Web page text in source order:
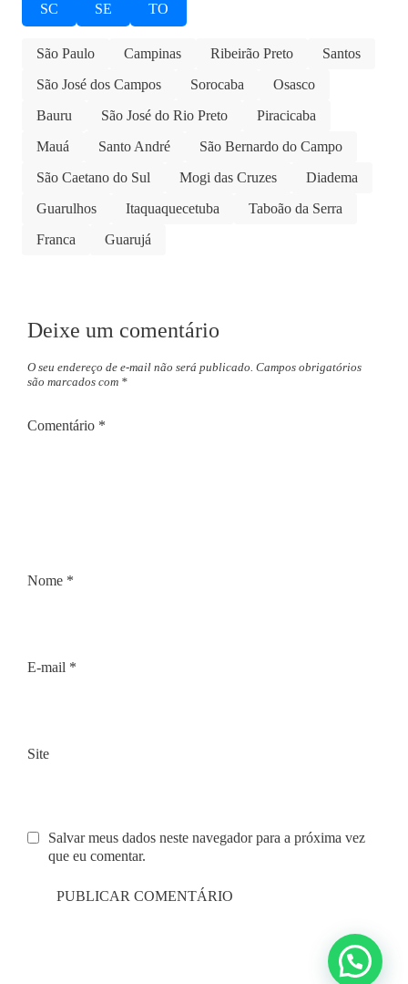
SC SE TO
São Paulo Campinas Ribeirão Preto
Santos
São José dos Campos
Sorocaba
Osasco
Bauru
São José do Rio Preto
Piracicaba
Mauá
Santo André
São Bernardo do Campo
São Caetano do Sul
Mogi das Cruzes
Diadema
Guarulhos
Itaquaquecetuba
Taboão da Serra
Franca
Guarujá
Deixe um comentário
O seu endereço de e-mail não será publicado. Campos obrigatórios
são marcados com *
Comentário *
Nome *
E-mail *
Site
Salvar meus dados neste navegador para a próxima vez
que eu comentar.